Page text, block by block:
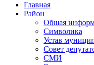
Главная
Район
Общая
Символика
Устав
Совет
СМИ